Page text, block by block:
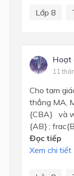
Lớp 8
Hoạt
11
Cho tam
thẳng MA,
{CBA} và
{AB} ;
Đọc tiếp
Xem chi tiết